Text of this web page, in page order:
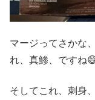
マージってさかな
れ、真鯵、ですね
そしてこれ、刺身